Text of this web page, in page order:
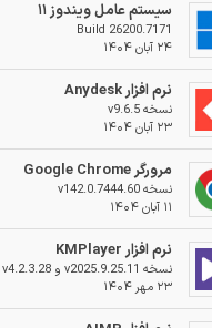
سیستم عامل ویندوز ۱۱
Build 26200.7171
۲۴ آبان ۱۴۰۴
نرم افزار Anydesk
نسخه v9.6.5
۲۳ آبان ۱۴۰۴
مرورگر Google Chrome
نسخه v142.0.7444.60
۱۱ آبان ۱۴۰۴
نرم افزار KMPlayer
نسخه v2025.9.25.11 و v4.2.3.28
۲۳ مهر ۱۴۰۴